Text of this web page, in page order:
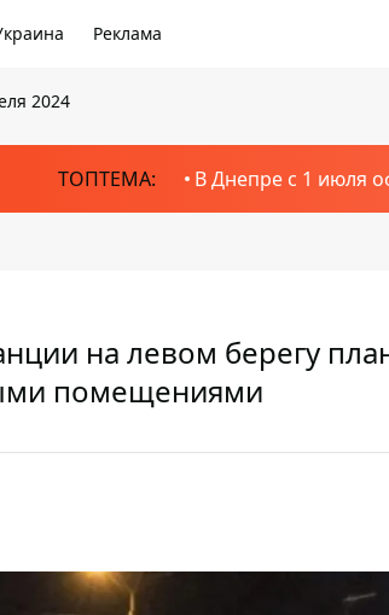
Реклама
2024
ТОПТЕМА: В Днепре с 1 июля
на левом берегу
помещениями